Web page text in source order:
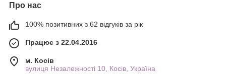
Про нас
100% позитивних з 62 відгуків за рік
Працює з 22.04.2016
м. Косів
вулиця Незалежності 10, Косів, Україна